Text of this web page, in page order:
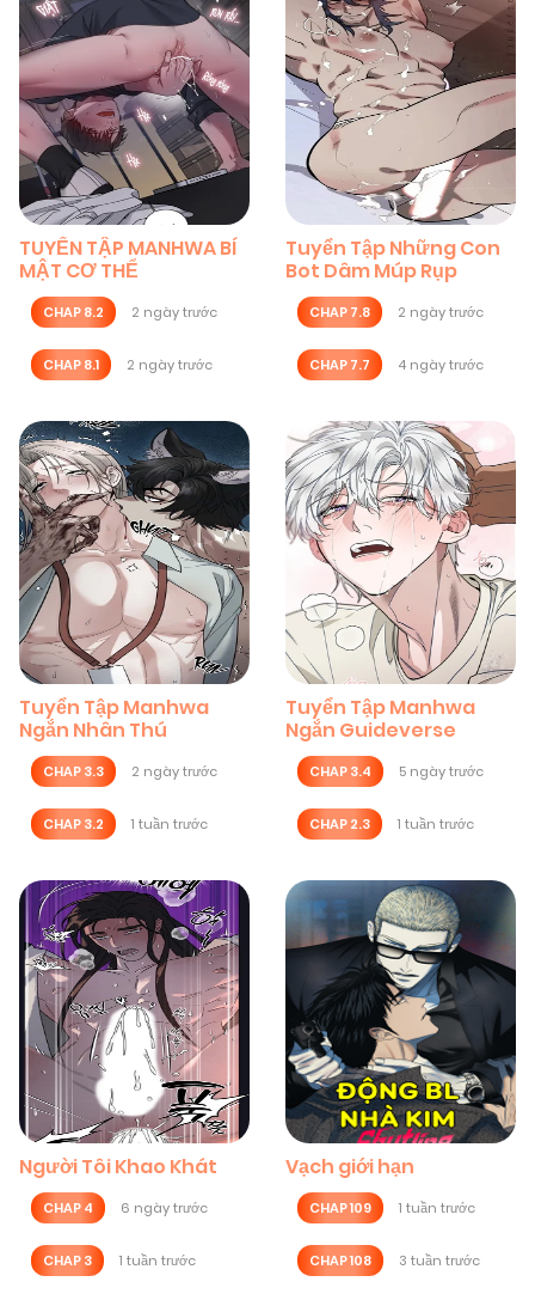
TUYỂN TẬP MANHWA BÍ
MẬT CƠ THỂ
CHAP 8.2 2 ngày trước
CHAP 8.1 2 ngày trước
Tuyển Tập Những Con
Bot Dâm Múp Rụp
CHAP 7.8 2 ngày trước
CHAP 7.7 4 ngày trước
Tuyển Tập Manhwa
Ngắn Nhân Thú
CHAP 3.3 2 ngày trước
CHAP 3.2 1 tuần trước
Tuyển Tập Manhwa
Ngắn Guideverse
CHAP 3.4 5 ngày trước
CHAP 2.3 1 tuần trước
Người Tôi Khao Khát
CHAP 4 6 ngày trước
CHAP 3 1 tuần trước
Vạch giới hạn
CHAP 109 1 tuần trước
CHAP 108 3 tuần trước